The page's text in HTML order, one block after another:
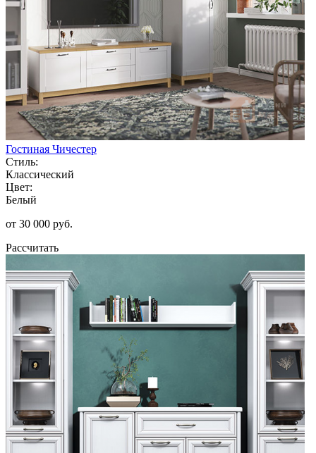
Гостиная Чичестер
Стиль:
Классический
Цвет:
Белый
от 30 000 руб.
Рассчитать